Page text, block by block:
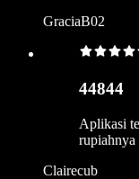
GraciaB02
44844
Aplikasi
rupiahnya
Clairecub